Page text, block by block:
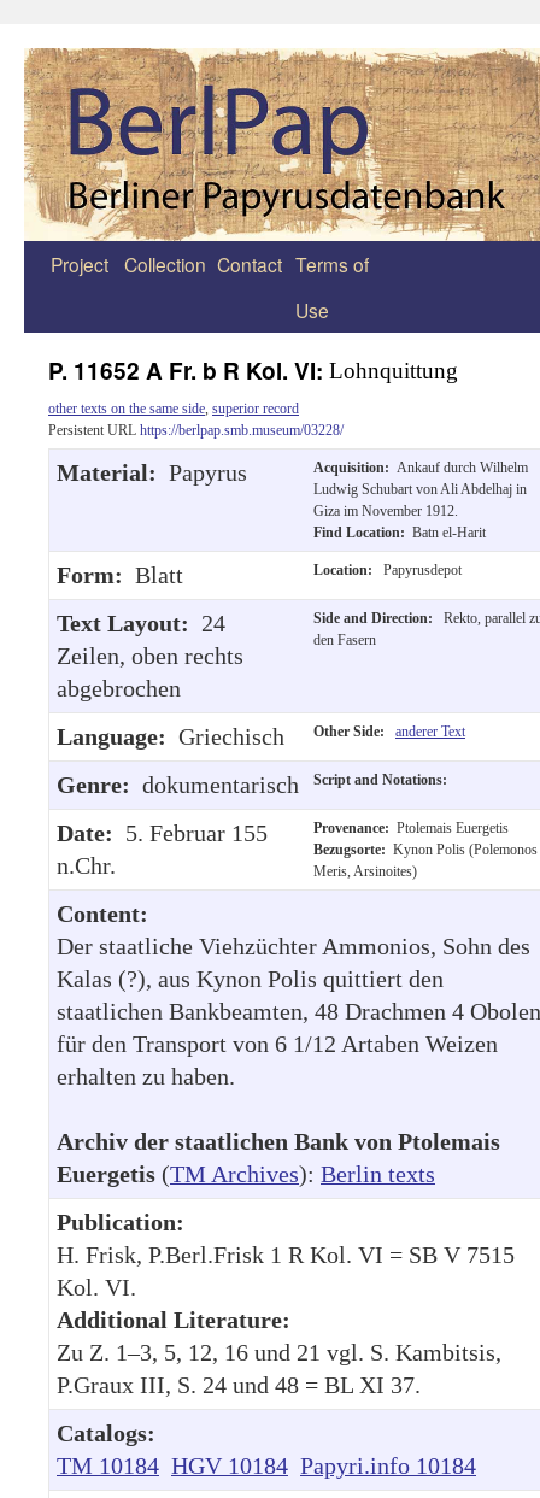
Zum
Project Collection Contact Terms of
Use
P. 11652 A Fr. b R Kol. VI: Lohnquittung
other texts on the same side superior record
Persistent URL https://berlpap.smb.museum/03228/
Material: Papyrus Acquisition: Ankauf durch Wilhelm
Ludwig Schubart von Ali Abdelhaj in
Giza im November 1912.
Find Location: Batn el-Harit
Form: Blatt Location: Papyrusdepot
Text Layout: 24
Zeilen, oben rechts
abgebrochen
Side and Direction:
Rekto, parallel
den Fasern
Language: Griechisch Other Side: anderer Text
Genre: dokumentarisch Script and Notations:
Date: 5. Februar 155
n.Chr.
Provenance: Ptolemais Euergetis
Bezugsorte: Kynon Polis (Polemonos
Meris, Arsinoites)
Content:
Der staatliche Viehzüchter Ammonios, Sohn des
Kalas (?), aus Kynon Polis quittiert den
staatlichen Bankbeamten, 48 Drachmen 4 Obolen
für den Transport von 6 1/12 Artaben Weizen
erhalten zu haben.
Archiv der staatlichen Bank von Ptolemais
Euergetis (TM Archives): Berlin texts
Publication:
H. Frisk, P.Berl.Frisk 1 R Kol. VI = SB V 7515
Kol. VI.
Additional Literature:
Zu Z. 1–3, 5, 12, 16 und 21 vgl. S. Kambitsis,
P.Graux III, S. 24 und 48 = BL XI 37.
Catalogs:
TM 10184 HGV 10184 Papyri.info 10184